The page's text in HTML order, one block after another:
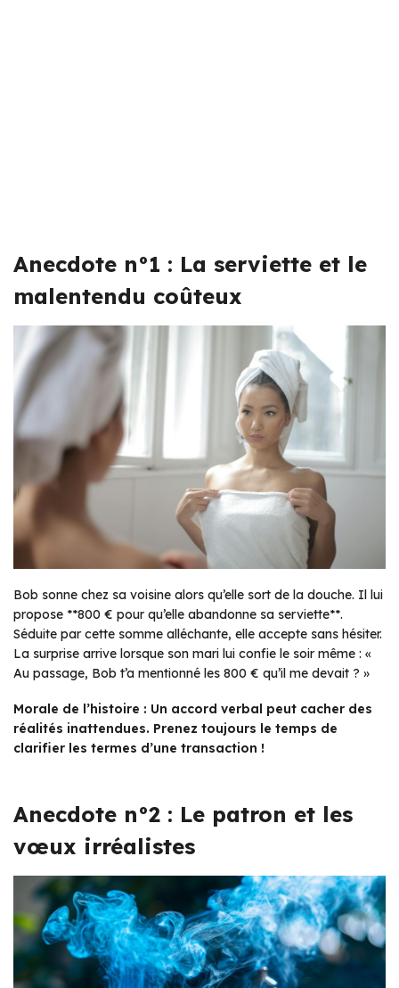
Anecdote n°1 : La serviette et le
malentendu coûteux
Bob sonne chez sa voisine alors qu’elle sort de la douche. Il lui
propose **800 € pour qu’elle abandonne sa serviette**.
Séduite par cette somme alléchante, elle accepte sans hésiter.
La surprise arrive lorsque son mari lui confie le soir même : «
Au passage, Bob t’a mentionné les 800 € qu’il me devait ? »
Morale de l’histoire : Un accord verbal peut cacher des
réalités inattendues. Prenez toujours le temps de
clarifier les termes d’une transaction !
Anecdote n°2 : Le patron et les
vœux irréalistes